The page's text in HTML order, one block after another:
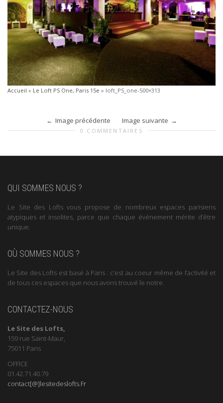
Accueil » Le Loft PS One, Paris 15e » loft_PS_one-500×313
Image précédente Image suivante
0 COMMENTAIRES
QUI SOMMES NOUS ?
Le Site des Lofts vous propose de nombreux espaces parisiens
atypiques et insolites, parce que chaque événement mérite d’être
unique.
OÙ SOMMES NOUS ?
Le Site des Lofts est basé à Paris : c’est au coeur même de l’activité et
de tous ces espaces que nous avons trouvé le notre.
CONTACTEZ-NOUS
Le Site des Lofts,
159 rue Saint-Maur,
75011 Paris
OFFICE
01.42.71.40.79
contact[@]lesitedeslofts.Fr